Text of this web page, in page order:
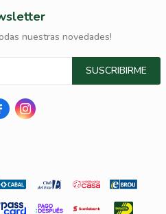
nuestras novedades!
SUSCRIBIRME
